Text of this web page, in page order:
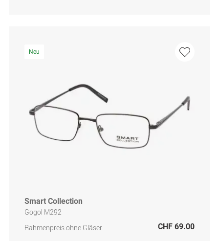
Neu
Smart Collection
Gogol M292
Rahmenpreis ohne Gläser
CHF 69.00